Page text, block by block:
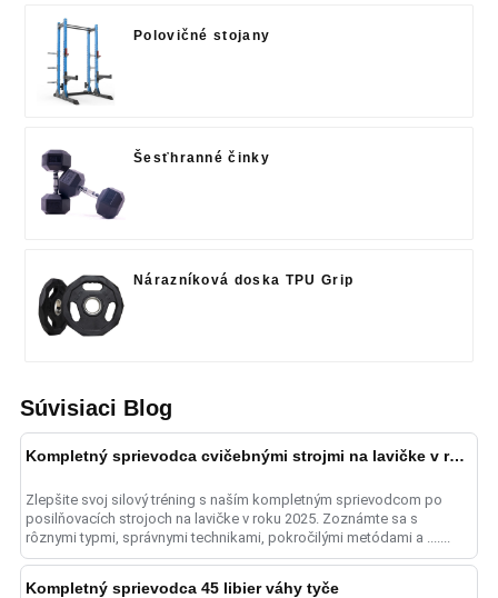
Polovičné stojany
Šesťhranné činky
Nárazníková doska TPU Grip
Súvisiaci Blog
Kompletný sprievodca cvičebnými strojmi na lavičke v roku 2025
Zlepšite svoj silový tréning s naším kompletným sprievodcom po
posilňovacích strojoch na lavičke v roku 2025. Zoznámte sa s
rôznymi typmi, správnymi technikami, pokročilými metódami a .......
Kompletný sprievodca 45 libier váhy tyče